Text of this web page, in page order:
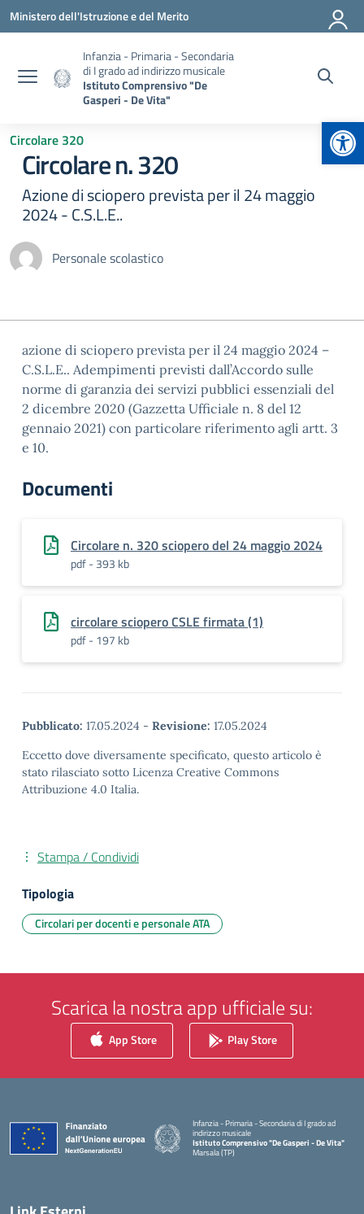
Vai ai contenuti
Vai al menu di navigazione
Vai al footer
Ministero dell'Istruzione e del Merito
Infanzia - Primaria - Secondaria
di I grado ad indirizzo musicale
Istituto Comprensivo "De
Gasperi - De Vita"
Circolare 320
Circolare n. 320
Azione di sciopero prevista per il 24 maggio
2024 - C.S.L.E..
Personale scolastico
azione di sciopero prevista per il 24 maggio 2024 –
C.S.L.E.. Adempimenti previsti dall’Accordo sulle
norme di garanzia dei servizi pubblici essenziali del
2 dicembre 2020 (Gazzetta Ufficiale n. 8 del 12
gennaio 2021) con particolare riferimento agli artt. 3
e 10.
Documenti
Circolare n. 320 sciopero del 24 maggio 2024
pdf - 393 kb
circolare sciopero CSLE firmata (1)
pdf - 197 kb
Pubblicato: 17.05.2024 - Revisione: 17.05.2024
Eccetto dove diversamente specificato, questo articolo è
stato rilasciato sotto Licenza Creative Commons
Attribuzione 4.0 Italia.
Stampa / Condividi
Tipologia
Circolari per docenti e personale ATA
Scarica la nostra app ufficiale su:
App Store Play Store
Infanzia - Primaria - Secondaria di I grado ad
indirizzo musicale
Istituto Comprensivo "De Gasperi - De Vita"
Marsala (TP)